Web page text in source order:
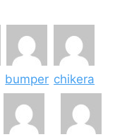
bumper chikera